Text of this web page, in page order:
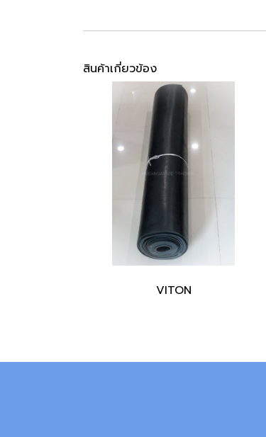
สินค้าเกี่ยวข้อง
VITON